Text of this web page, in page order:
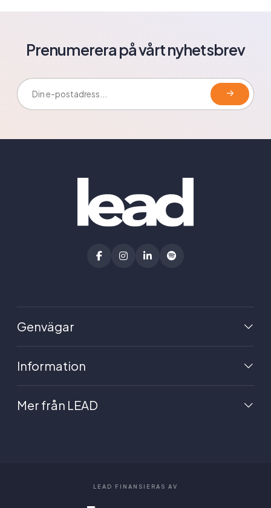
Prenumerera på vårt nyhetsbrev
Genvägar
Information
Mer från LEAD
LEAD FINANSIERAS AV